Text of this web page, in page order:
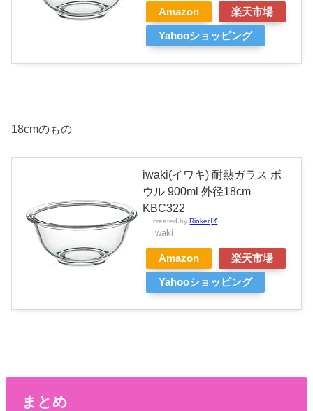
Amazon 楽天市場
Yahooショッピング
18cmのもの
iwaki(イワキ) 耐熱ガラス ボ
ウル 900ml 外径18cm
KBC322
created by Rinker
iwaki
Amazon 楽天市場
Yahooショッピング
まとめ